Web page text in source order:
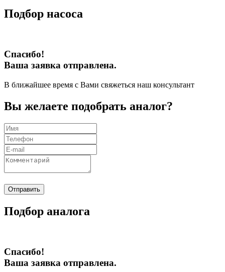
Подбор насоса
Спасибо!
Ваша заявка отправлена.
В ближайшее время с Вами свяжеться наш консультант
Вы желаете подобрать аналог?
Отправить
Подбор аналога
Спасибо!
Ваша заявка отправлена.